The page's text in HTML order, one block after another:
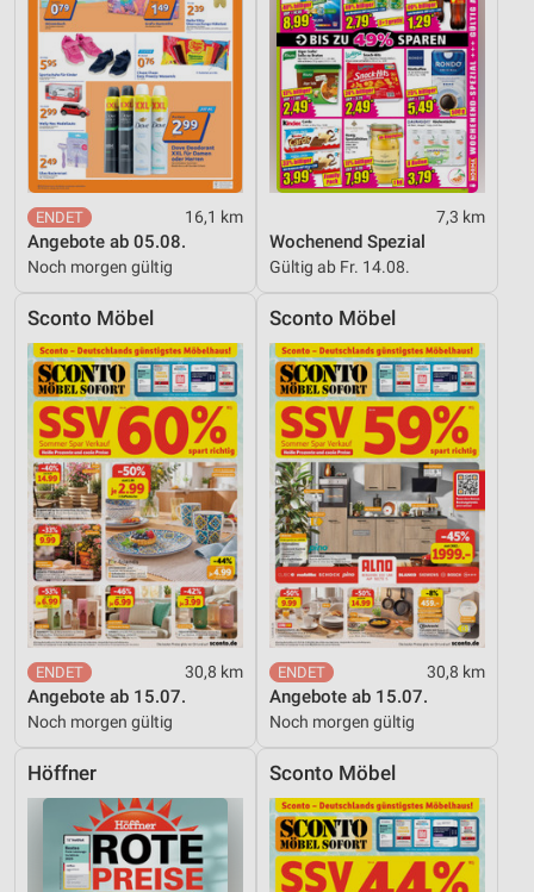
16,1 km
Angebote ab 05.08.
Noch morgen gültig
7,3 km
Wochenend Spezial
Gültig ab Fr. 14.08.
Sconto Möbel
30,8 km
Angebote ab 15.07.
Noch morgen gültig
Sconto Möbel
30,8 km
Angebote ab 15.07.
Noch morgen gültig
Höffner Sconto Möbel